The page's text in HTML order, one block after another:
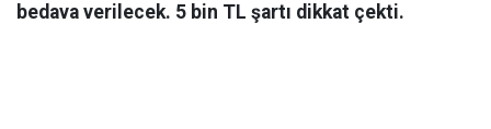
bedava verilecek. 5 bin TL şartı dikkat çekti.